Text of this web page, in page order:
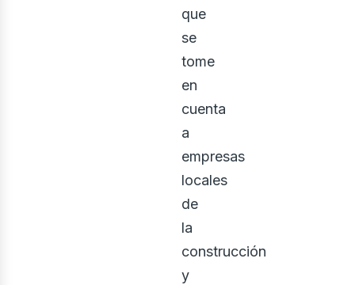
que
se
tome
en
cuenta
a
empresas
locales
de
la
construcción
y